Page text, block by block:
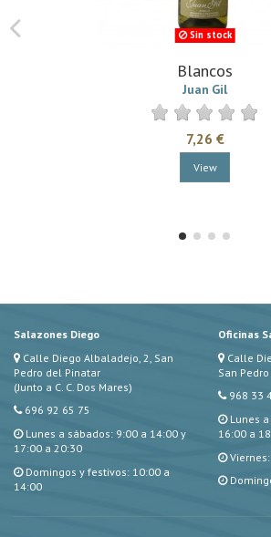
Sin stock
Blancos
Juan Gil
7,26 €
View
Salazones Diego
Calle Diego Albaladejo, 2, San
Pedro del Pinatar
(Junto a C. C. Dos Mares)
696 92 65 75
Lunes a sábados: 9:00 a 14:00 y
17:00 a 20:30
Domingos y festivos: 10:00 a
14:00
Oficinas
Calle
San
968 33
Lunes a
16:00 a